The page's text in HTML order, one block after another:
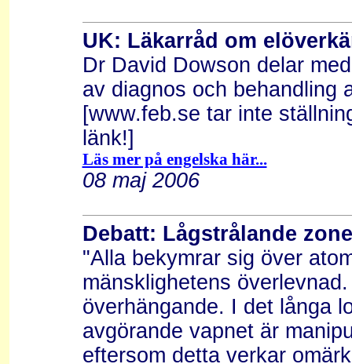
UK: Läkarråd om
Dr David Dowson delar
av diagnos och behandling
[www.feb.se tar inte
länk!]
Läs mer på engelska här...
08 maj 2006
Debatt: Lågstrålande
"Alla bekymrar sig över
mänsklighetens
överhängande. I det långa
avgörande vapnet är
eftersom detta verkar